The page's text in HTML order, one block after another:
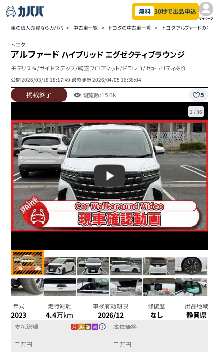
無料 30秒で出品申込
マイページ
車の個人売買ならカババ > 中古車一覧 > トヨタの中古車一覧 > トヨタ アルファードの中古
トヨタ
アルファード ハイブリッド エグゼクティブラウンジ
モデリスタ/サイドステップ/純正フロアマット/ドラレコ/セキュリティあり
公開2026/03/18 18:17:49|最終更新2026/04/05 16:36:04
掲載終了 閲覧数:15.6k 5
1 /86
年式
2023
走行距離
4.4万km
車検有効期限
2026/12
修復歴
なし
出品地域
静岡県
支払総額
- 万円
本体価格
- 万円